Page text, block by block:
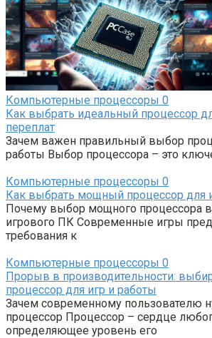
Компьютерные процессоры 0
Как выбрать идеальный процессор
переплат
Зачем важен правильный выбор
работы Выбор процессора – это
Компьютерные процессоры 0
Как выбрать мощный процессор для
Почему выбор мощного процессора
игрового ПК Современные игры
требования к
Компьютерные процессоры 0
Прорыв в производительности:
процессор для игр и работы
Зачем современному пользователю
процессор Процессор – сердце
определяющее уровень его